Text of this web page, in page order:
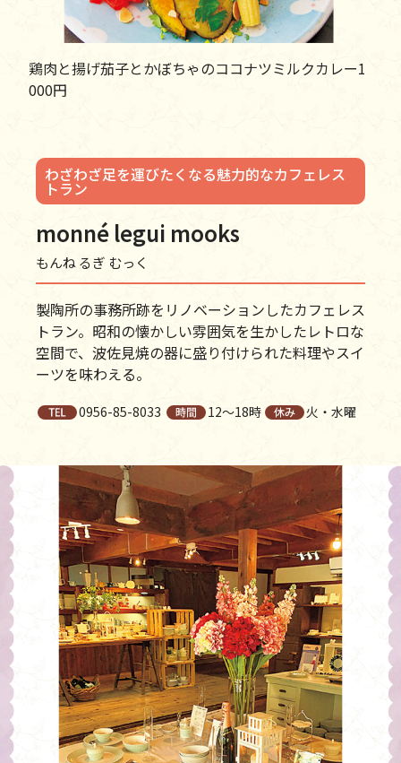
鶏肉と揚げ茄子とかぼちゃのココナツミルクカレー1
000円
わざわざ足を運びたくなる魅力的なカフェレス
トラン
monné legui mooks
もんね るぎ むっく
製陶所の事務所跡をリノベーションしたカフェレス
トラン。昭和の懐かしい雰囲気を生かしたレトロな
空間で、波佐見焼の器に盛り付けられた料理やスイ
ーツを味わえる。
0956-85-8033 12〜18時 火・水曜